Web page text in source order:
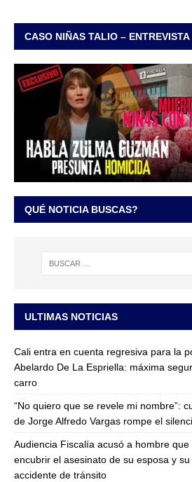
CASO NIÑAS TALIO –
QUÉ NOTICIA BUSCAS?
ULTIMAS NOTICIAS
Cali entra en cuenta regresiva para la
Abelardo De La Espriella: máxima
carro
“No quiero que se revele mi nombre”:
de Jorge Alfredo Vargas rompe el
Audiencia Fiscalía acusó a hombre
encubrir el asesinato de su esposa y
accidente de tránsito